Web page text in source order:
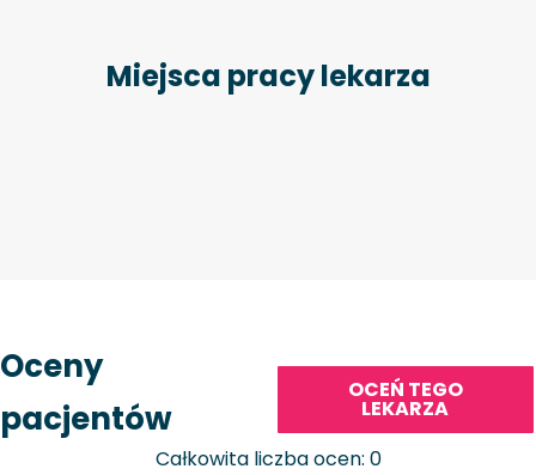
Miejsca pracy lekarza
Oceny
pacjentów
OCEŃ TEGO
LEKARZA
Całkowita liczba ocen: 0